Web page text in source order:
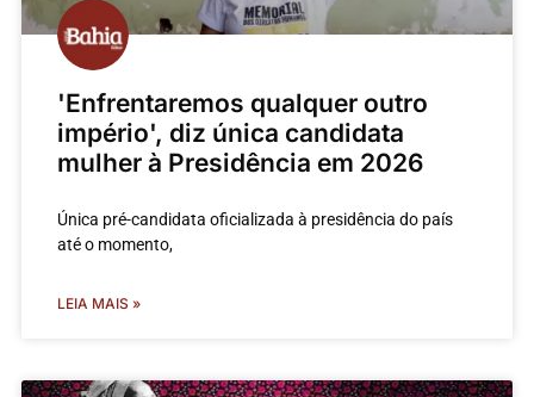
'Enfrentaremos qualquer outro
império', diz única candidata
mulher à Presidência em 2026
Única pré-candidata oficializada à presidência do país
até o momento,
LEIA MAIS »